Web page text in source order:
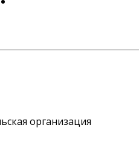
организация